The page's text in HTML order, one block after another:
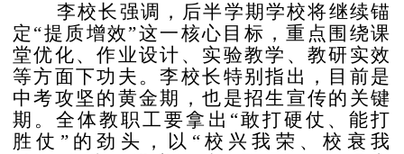
李校长强调，后半学期学校将继续锚
定 “提质增效”这一核心目标，重点围绕课
堂优化、作业设计、实验教学、教研实效
等方面下功夫。李校长特别指出，目前是
中考攻坚的黄金期，也是招生宣传的关键
期。全体教职工要拿出“敢打硬仗、能打
胜仗”的劲头，以“校兴我荣、校衰我